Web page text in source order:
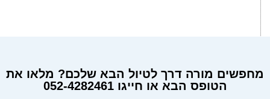
מחפשים מורה דרך?
מחפשים מורה דרך לטיול הבא שלכם? מלאו את
הטופס הבא או חייגו 052-4282461